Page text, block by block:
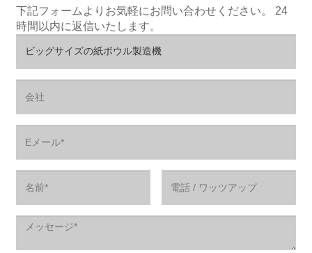
下記フォームよりお気軽にお問い合わせください。 24
時間以内に返信いたします。